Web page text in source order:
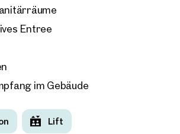
Entree
im Gebäude
Lift